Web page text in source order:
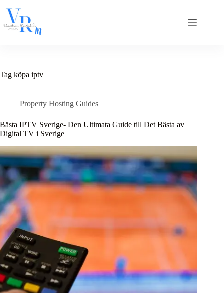
content
Tag köpa iptv
Property Hosting Guides
Bästa IPTV Sverige- Den Ultimata Guide till Det Bästa av
Digital TV i Sverige